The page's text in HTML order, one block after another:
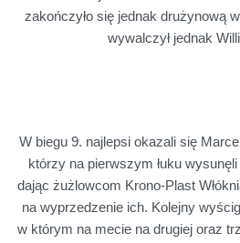
zakończyło się jednak drużynową
wywalczył jednak
W biegu 9. najlepsi okazali się
którzy na pierwszym łuku
dając żużlowcom Krono-Plast
na wyprzedzenie ich. Kolejny
w którym na mecie na drugiej oraz